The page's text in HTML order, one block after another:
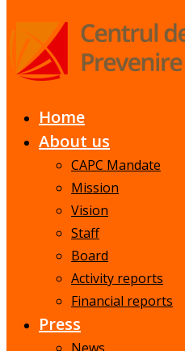
Home
About us
CAPC Mandate
Mission
Vision
Staff
Board
Activity reports
Financial reports
Press